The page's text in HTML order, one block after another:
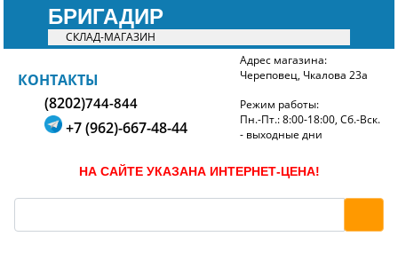
БРИГАДИР
СКЛАД-МАГАЗИН
БРИГАДИР
КОНТАКТЫ
(8202)744-844
+7 (962)-667-48-44
Адрес магазина:
Череповец, Чкалова 23а
Режим работы:
Пн.-Пт.: 8:00-18:00, Сб.-Вск.
- выходные дни
НА САЙТЕ УКАЗАНА ИНТЕРНЕТ-ЦЕНА!